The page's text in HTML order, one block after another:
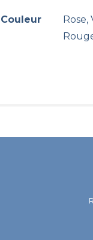
Couleur
Rose,